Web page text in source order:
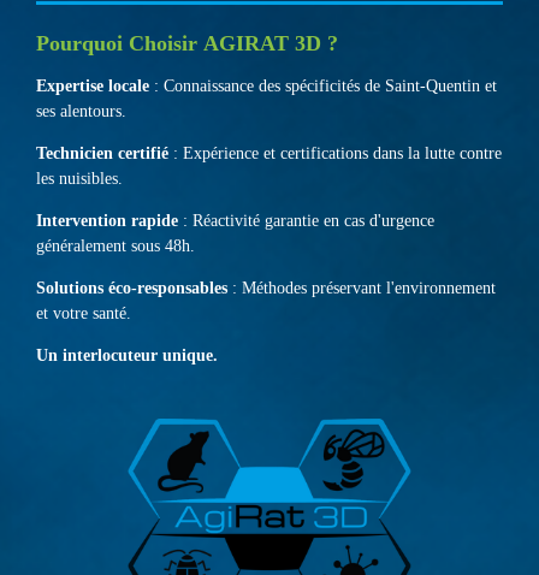
Pourquoi Choisir AGIRAT 3D ?
Expertise locale : Connaissance des spécificités de Saint-Quentin et
ses alentours.
Technicien certifié : Expérience et certifications dans la lutte contre
les nuisibles.
Intervention rapide : Réactivité garantie en cas d'urgence
généralement sous 48h.
Solutions éco-responsables : Méthodes préservant l'environnement
et votre santé.
Un interlocuteur unique.